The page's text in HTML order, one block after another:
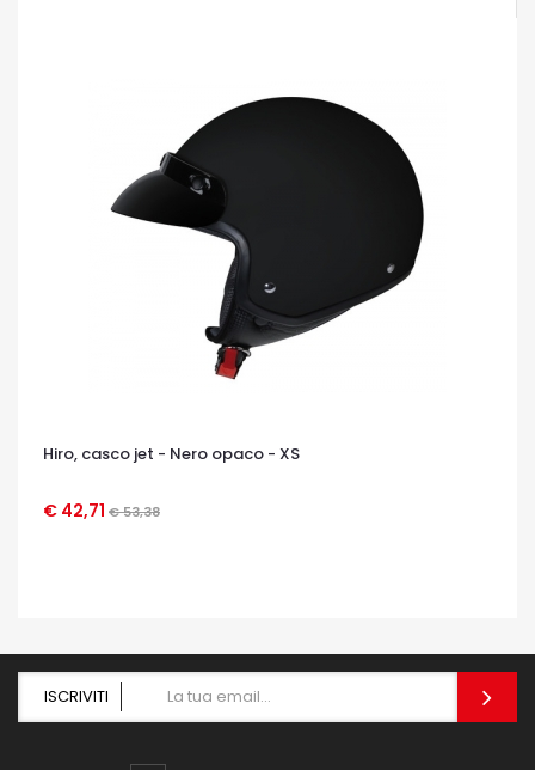
Hiro, casco jet - Nero opaco - XS
€ 42,71 € 53,38
OCCHIATA VELOCE
ISCRIVITI